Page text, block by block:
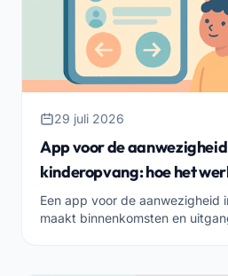
29 juli 2026
App voor de
kinderopvang: hoe het
hebben
Een app voor de aanwezigheid
maakt binnenkomsten en